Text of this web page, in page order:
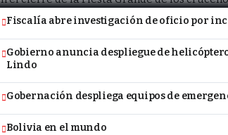
Fiscalía abre investigación de oficio por
Gobierno anuncia despliegue de
Lindo
Gobernación despliega equipos de
Bolivia en el mundo